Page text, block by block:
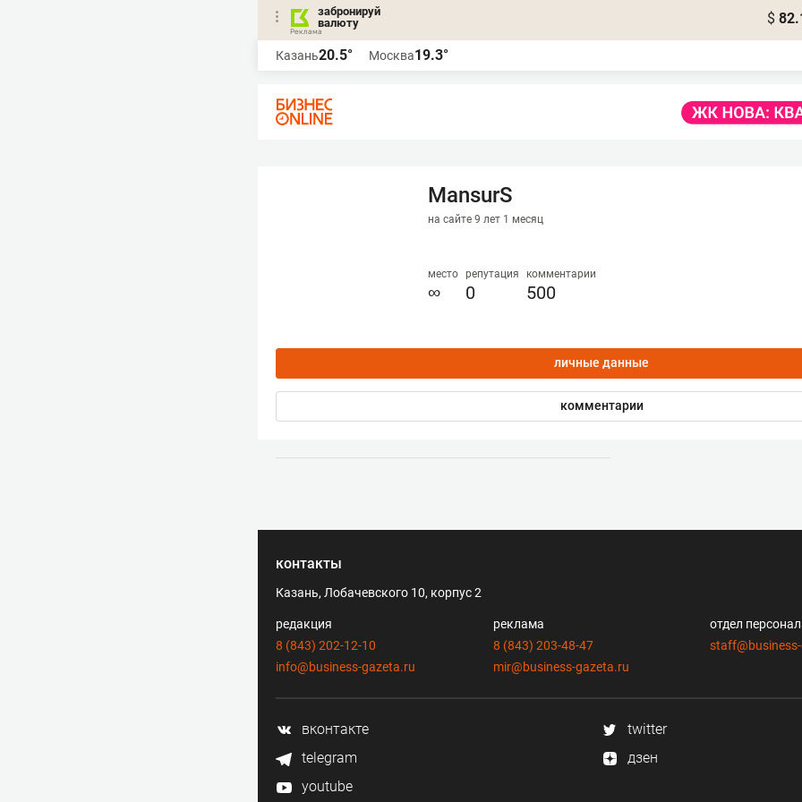
забронируй
валюту
$
Казань20.5° Москва19.3°
MansurS
на сайте 9 лет 1 месяц
место
∞
репутация
0
комментарии
500
личные данные
комментарии
контакты
Казань, Лобачевского 10, корпус 2
редакция
8 (843) 202-12-10
info@business-gazeta.ru
реклама
8 (843) 203-48-47
mir@business-gazeta.ru
отдел
вконтакте
twitter
telegram
дзен
youtube